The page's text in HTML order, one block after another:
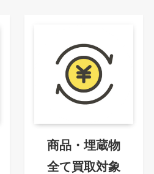
商品・埋蔵物
全て買取対象